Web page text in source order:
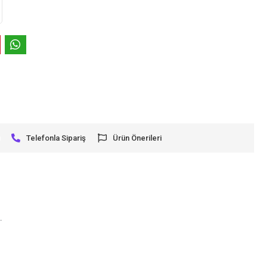
Telefonla Sipariş Ürün Önerileri